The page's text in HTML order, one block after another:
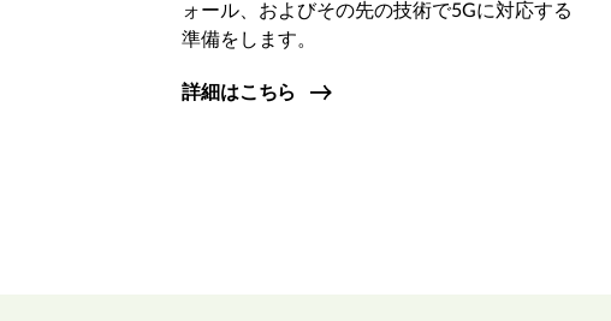
ォール、およびその先の技術で5Gに対応する
準備をします。
詳細はこちら